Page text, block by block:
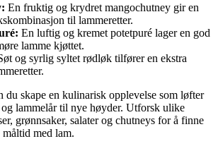
En fruktig og krydret mangochutney gir en
til lammeretter.
En luftig og kremet potetpuré lager en god
lamme kjøttet.
og syrlig syltet rødløk tilfører en ekstra
skape en kulinarisk opplevelse som løfter
og lammelår til nye høyder. Utforsk ulike
grønnsaker, salater og chutneys for å finne
med lam.